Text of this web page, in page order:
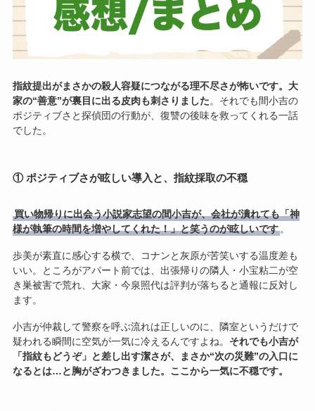
指紋提出がまさかの殺人容疑につながる理不尽さが怖いです。大
家の“善意”が裏目に出る皮肉も刺さりました。それでも間小吉の
ポジティブさと探偵団の行動が、復讐の後味を救ってくれる一話
でした。
① ポジティブさが眩しい導入と、指紋採取の不穏
買い物帰りに出会う小説家志望の間小吉が、会社が潰れても「神
様が執筆の時間を増やしてくれた！」と笑うのが眩しいです。
歩美が素直に感心する横で、コナンと灰原が苦笑いする温度差も
いい。ところがアパート前では、出張帰りの隣人・小宝粘二が空
き巣被害で荒れ、大家・今泉照代は評判が落ちると通報に反対し
ます。
小吉が仲裁して警察を呼ぶ流れは正しいのに、隣室というだけで
疑われる瞬間に空気が一気に冷えるんですよね。 それでも小吉が
「指紋もどうぞ」と差し出す潔さが、まさか“次の災難”の入口に
なるとは…と胸がざわつきました。ここから一気に不穏です。